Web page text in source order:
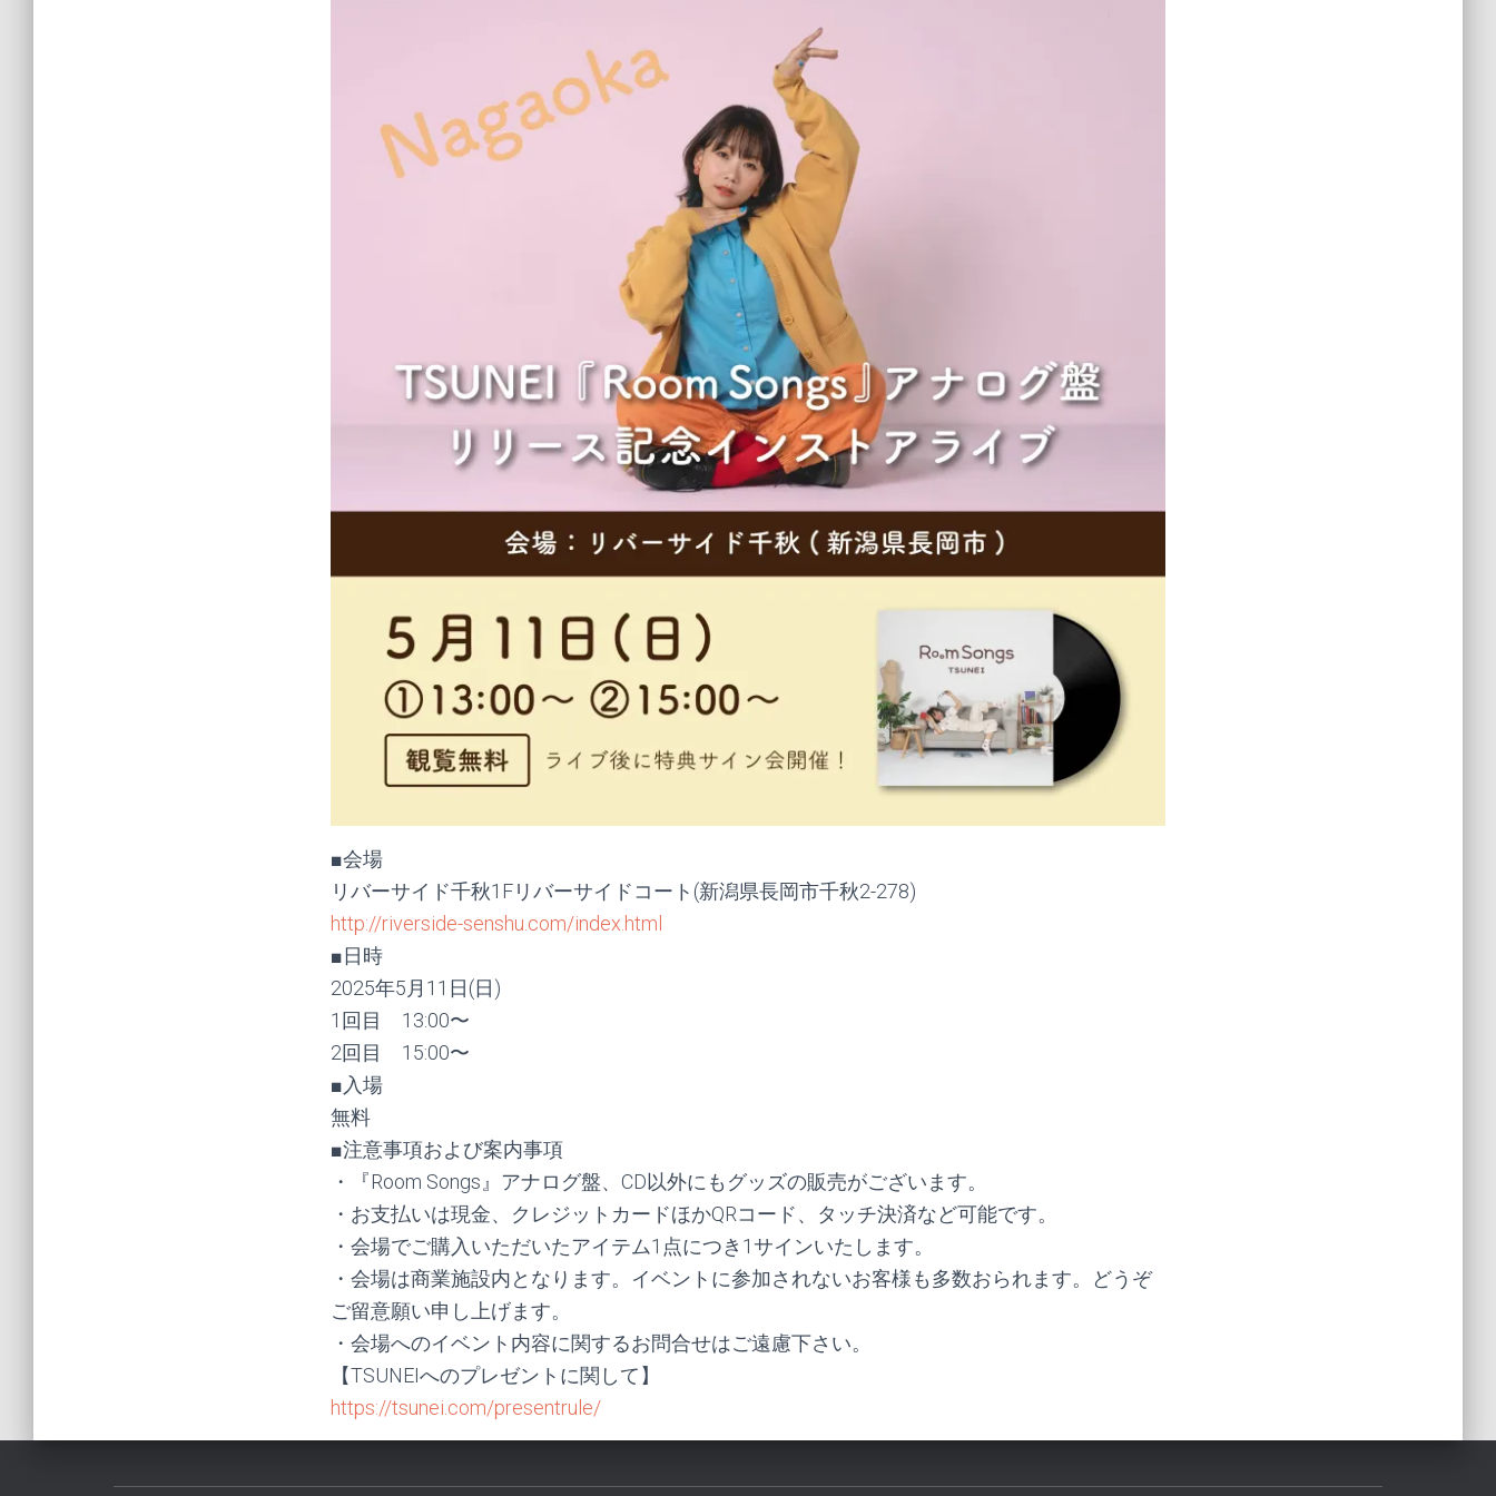
■会場
リバーサイド千秋1Fリバーサイドコート(新潟県長岡市千秋2-278)
http://riverside-senshu.com/index.html
■日時
2025年5月11日(日)
1回目 13:00〜
2回目 15:00〜
■入場
無料
■注意事項および案内事項
・『Room Songs』アナログ盤、CD以外にもグッズの販売がございます。
・お支払いは現金、クレジットカードほかQRコード、タッチ決済など可能です。
・会場でご購入いただいたアイテム1点につき1サインいたします。
・会場は商業施設内となります。イベントに参加されないお客様も多数おられます。どうぞ
ご留意願い申し上げます。
・会場へのイベント内容に関するお問合せはご遠慮下さい。
【TSUNEIへのプレゼントに関して】
https://tsunei.com/presentrule/